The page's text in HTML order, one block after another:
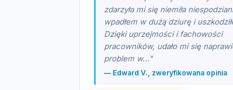
zdarzyła mi się niemiła
wpadłem w dużą dziurę i
Dzięki uprzejmości i fachowości
pracowników, udało mi się
problem w..."
— Edward V., zweryfikowana opinia